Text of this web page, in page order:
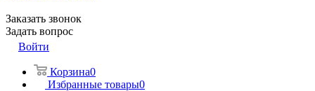
Заказать звонок
Задать вопрос
Войти
Корзина0
Избранные товары0